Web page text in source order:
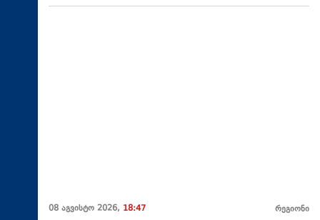
08 აგვისტო 2026, 18:47 რეგიონი